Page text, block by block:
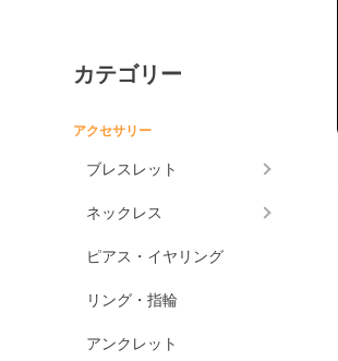
オレンジアベンチュリ
アマゾナイト
アメジスト各種
グリーンアメジスト
ケープアメジスト
ル
カテゴリー
アクセサリー
ブレスレット
ネックレス
ピアス・イヤリング
リング・指輪
アンクレット